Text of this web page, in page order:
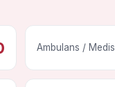
Ambulans / Medis